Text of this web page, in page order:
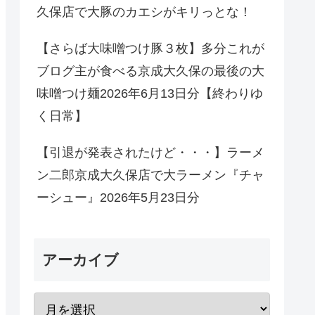
久保店で大豚のカエシがキリっとな！
【さらば大味噌つけ豚３枚】多分これが
ブログ主が食べる京成大久保の最後の大
味噌つけ麺2026年6月13日分【終わりゆ
く日常】
【引退が発表されたけど・・・】ラーメ
ン二郎京成大久保店で大ラーメン『チャ
ーシュー』2026年5月23日分
アーカイブ